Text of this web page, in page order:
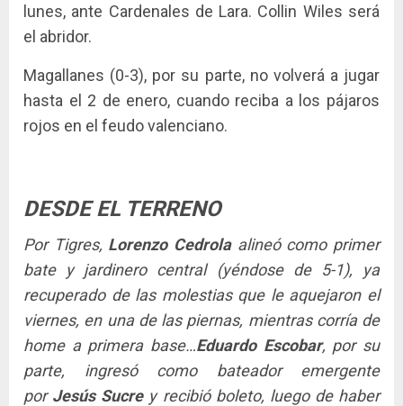
lunes, ante Cardenales de Lara. Collin Wiles será
el abridor.
Magallanes (0-3), por su parte, no volverá a jugar
hasta el 2 de enero, cuando reciba a los pájaros
rojos en el feudo valenciano.
DESDE EL TERRENO
Por Tigres, Lorenzo Cedrolaalineó como primer
bate y jardinero central (yéndose de 5-1), ya
recuperado de las molestias que le aquejaron el
viernes, en una de las piernas, mientras corría de
home a primera base…Eduardo Escobar, por su
parte, ingresó como bateador emergente
por Jesús Sucre y recibió boleto, luego de haber